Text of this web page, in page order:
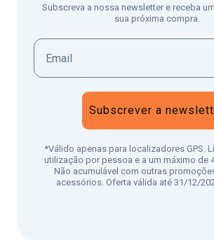
Subscreva a nossa newsletter e receba
sua próxima compra.
Subscrever a
*Válido apenas para localizadores GPS.
utilização por pessoa e a um máximo de
Não acumulável com outras
acessórios. Oferta válida até 31/12/